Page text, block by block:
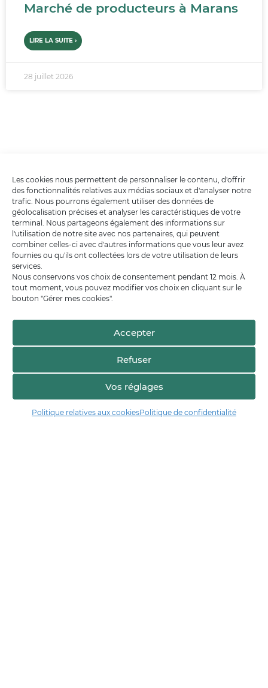
Les cookies nous permettent de personnaliser le contenu, d'offrir
des fonctionnalités relatives aux médias sociaux et d'analyser notre
trafic. Nous pourrons également utiliser des données de
géolocalisation précises et analyser les caractéristiques de votre
terminal. Nous partageons également des informations sur
l'utilisation de notre site avec nos partenaires, qui peuvent
combiner celles-ci avec d'autres informations que vous leur avez
fournies ou qu'ils ont collectées lors de votre utilisation de leurs
services.
Nous conservons vos choix de consentement pendant 12 mois. À
tout moment, vous pouvez modifier vos choix en cliquant sur le
bouton "Gérer mes cookies".
Accepter
Refuser
Vos réglages
Politique relatives aux cookiesPolitique de confidentialité
Marché de producteurs à Marans
LIRE LA SUITE ›
28 juillet 2026